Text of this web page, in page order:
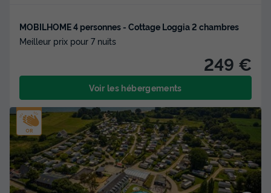
MOBILHOME 4 personnes - Cottage Loggia 2 chambres
Meilleur prix pour 7 nuits
249 €
Voir les hébergements